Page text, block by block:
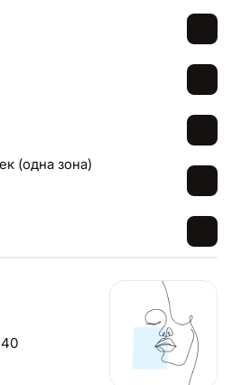
(одна зона)